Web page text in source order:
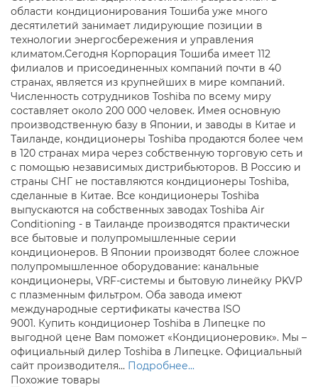
области кондиционирования Тошиба уже много
десятилетий занимает лидирующие позиции в
технологии энергосбережения и управления
климатом.Сегодня Корпорация Тошиба имеет 112
филиалов и присоединенных компаний почти в 40
странах, является из крупнейших в мире компаний.
Численность сотрудников Toshiba по всему миру
составляет около 200 000 человек. Имея основную
производственную базу в Японии, и заводы в Китае и
Таиланде, кондиционеры Toshiba продаются более чем
в 120 странах мира через собственную торговую сеть и
с помощью независимых дистрибьюторов. В Россию и
страны СНГ не поставляются кондиционеры Toshiba,
сделанные в Китае. Все кондиционеры Toshiba
выпускаются на собственных заводах Toshiba Air
Conditioning - в Таиланде производятся практически
все бытовые и полупромышленные серии
кондиционеров. В Японии производят более сложное
полупромышленное оборудование: канальные
кондиционеры, VRF-системы и бытовую линейку PKVP
с плазменным фильтром. Оба завода имеют
международные сертификаты качества ISO
9001. Купить кондиционер Toshiba в Липецке по
выгодной цене Вам поможет «Кондиционеровик». Мы –
официальный дилер Toshiba в Липецке. Официальный
сайт производителя... Подробнее...
Похожие товары